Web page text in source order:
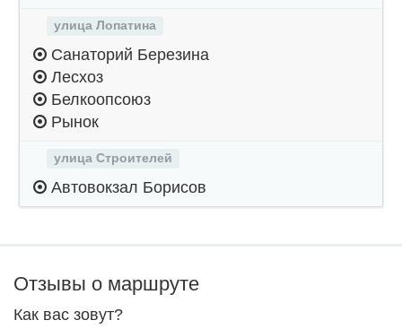
улица Лопатина
Санаторий Березина
Лесхоз
Белкоопсоюз
Рынок
улица Строителей
Автовокзал Борисов
Отзывы о маршруте
Как вас зовут?